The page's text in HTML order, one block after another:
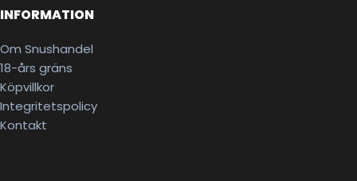
INFORMATION
Om Snushandel
18-års gräns
Köpvillkor
Integritetspolicy
Kontakt